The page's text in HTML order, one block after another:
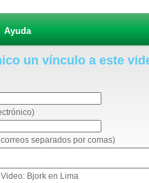
Ayuda
un vínculo a este
separados por comas)
Bjork en Lima